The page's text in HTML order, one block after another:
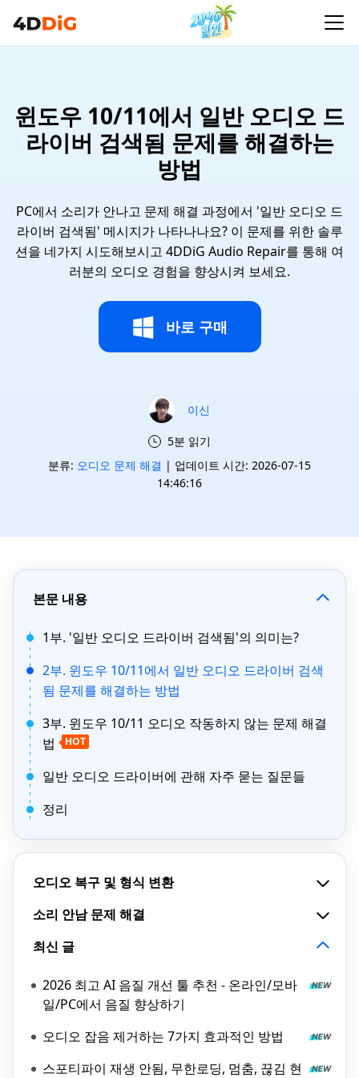
윈도우 10/11에서 일반 오디오 드
라이버 검색됨 문제를 해결하는
방법
PC에서 소리가 안나고 문제 해결 과정에서 '일반 오디오 드
라이버 검색됨' 메시지가 나타나나요? 이 문제를 위한 솔루
션을 네가지 시도해보시고 4DDiG Audio Repair를 통해 여
러분의 오디오 경험을 향상시켜 보세요.
바로 구매
이신
5분 읽기
분류: 오디오 문제 해결 | 업데이트 시간: 2026-07-15
14:46:16
본문 내용
1부. '일반 오디오 드라이버 검색됨'의 의미는?
2부. 윈도우 10/11에서 일반 오디오 드라이버 검색
됨 문제를 해결하는 방법
3부. 윈도우 10/11 오디오 작동하지 않는 문제 해결
법
HOT
일반 오디오 드라이버에 관해 자주 묻는 질문들
정리
오디오 복구 및 형식 변환
소리 안남 문제 해결
최신 글
2026 최고 AI 음질 개선 툴 추천 - 온라인/모바
일/PC에서 음질 향상하기
오디오 잡음 제거하는 7가지 효과적인 방법
스포티파이 재생 안됨, 무한로딩, 멈춤, 끊김 현